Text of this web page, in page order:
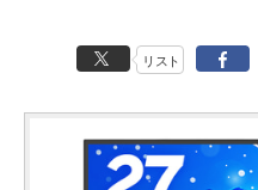
リスト